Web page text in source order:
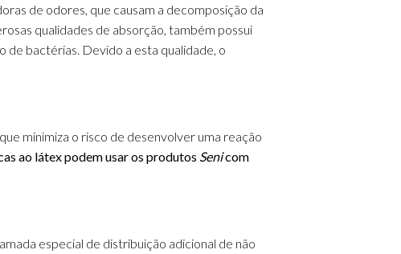
de odores, que causam a decomposição da
qualidades de absorção, também possui
de bactérias. Devido a esta qualidade, o
minimiza o risco de desenvolver uma reação
ao látex podem usar os produtos Senicom
especial de distribuição adicional de não